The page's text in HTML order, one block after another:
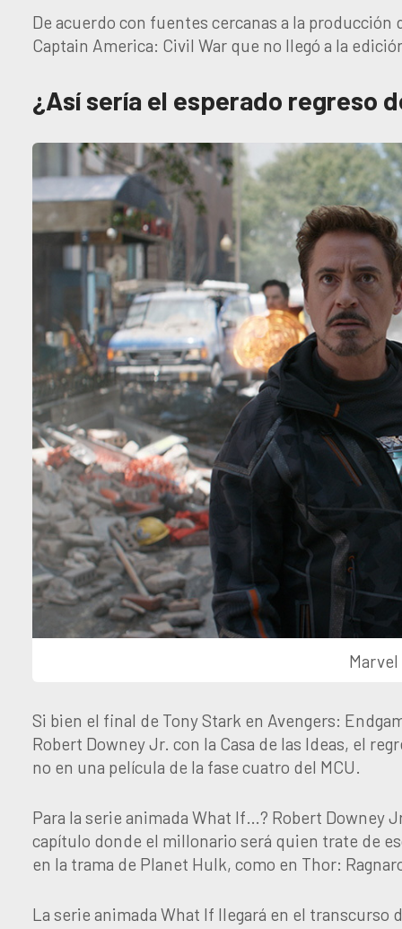
De acuerdo con fuentes cercanas a la
Captain America: Civil War que no llegó a la
¿Así sería el esperado regreso
Si bien el final de Tony Stark en Avengers:
Robert Downey Jr. con la Casa de las Ideas, el
no en una película de la fase cuatro del MCU.
Para la serie animada What If…? Robert Downey
capítulo donde el millonario será quien trate de
en la trama de Planet Hulk, como en Thor:
La serie animada What If llegará en el transcurso